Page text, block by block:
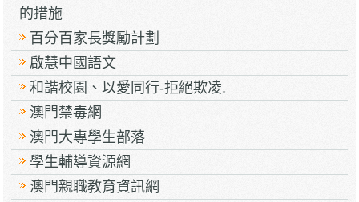
的措施
百分百家長獎勵計劃
啟慧中國語文
和諧校園、以愛同行-拒絕欺凌.
澳門禁毒網
澳門大專學生部落
學生輔導資源網
澳門親職教育資訊網